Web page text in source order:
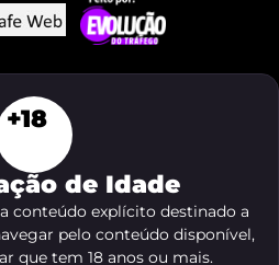
+18
de Idade
conteúdo explícito destinado a
pelo conteúdo disponível,
que tem 18 anos ou mais.